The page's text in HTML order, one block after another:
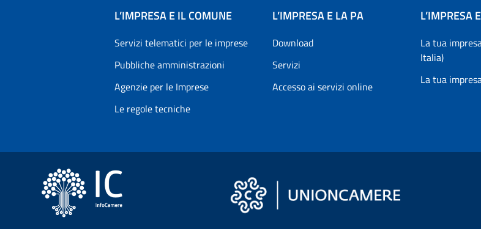
L’IMPRESA E IL COMUNE
Servizi telematici per le imprese
Pubbliche amministrazioni
Agenzie per le Imprese
Le regole tecniche
L’IMPRESA E LA PA
Download
Servizi
Accesso ai servizi online
L’IMPRESA
La tua
Italia)
La tua